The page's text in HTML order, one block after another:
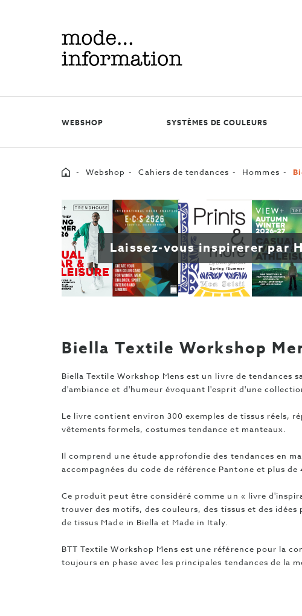
Mode
information
WEBSHOP SYSTÈMES DE COULEURS
HomeWebshop Cahiers de tendances Hommes
Laissez-vous inspirerer par
Biella Textile Workshop
Biella Textile Workshop Mens est un livre de tendances
d'ambiance et d'humeur évoquant l'esprit d'une
Le livre contient environ 300 exemples de tissus réels,
vêtements formels, costumes tendance et manteaux.
Il comprend une étude approfondie des tendances en
accompagnées du code de référence Pantone et plus
Ce produit peut être considéré comme un « livre
trouver des motifs, des couleurs, des tissus et des
de tissus Made in Biella et Made in Italy.
BTT Textile Workshop Mens est une référence pour la
toujours en phase avec les principales tendances de la